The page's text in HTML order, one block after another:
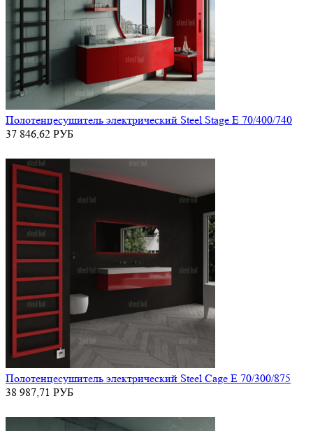
Полотенцесушитель электрический Steel Stage E 70/400/740
37 846,62 РУБ
Полотенцесушитель электрический Steel Cage E 70/300/875
38 987,71 РУБ